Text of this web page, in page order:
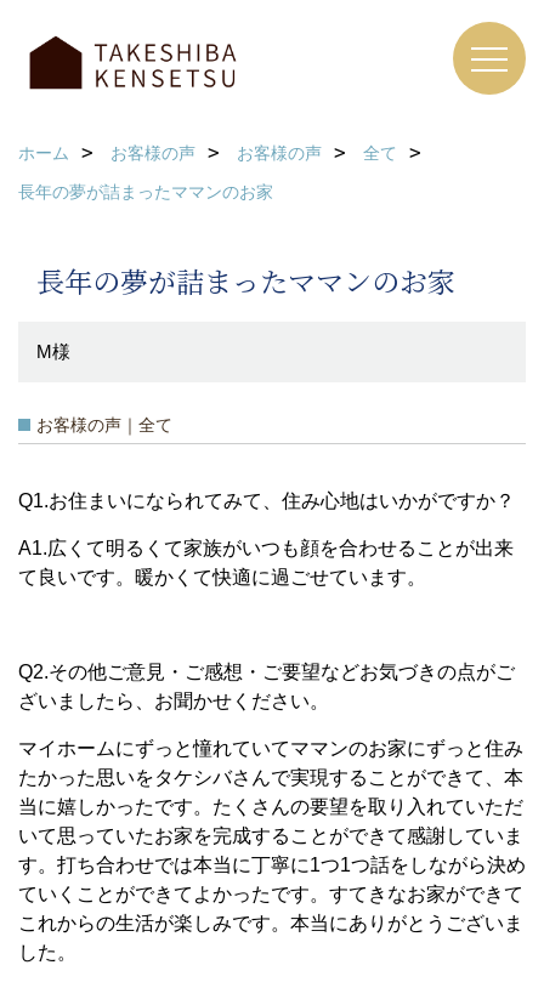
ホーム お客様の声 お客様の声
全て
長年の夢が詰まったママンのお家
長年の夢が詰まったママンのお家
M様
お客様の声｜全て
Q1.お住まいになられてみて、住み心地はいかがですか？
A1.広くて明るくて家族がいつも顔を合わせることが出来
て良いです。暖かくて快適に過ごせています。
Q2.その他ご意見・ご感想・ご要望などお気づきの点がご
ざいましたら、お聞かせください。
マイホームにずっと憧れていてママンのお家にずっと住み
たかった思いをタケシバさんで実現することができて、本
当に嬉しかったです。たくさんの要望を取り入れていただ
いて思っていたお家を完成することができて感謝していま
す。打ち合わせでは本当に丁寧に1つ1つ話をしながら決め
ていくことができてよかったです。すてきなお家ができて
これからの生活が楽しみです。本当にありがとうございま
した。